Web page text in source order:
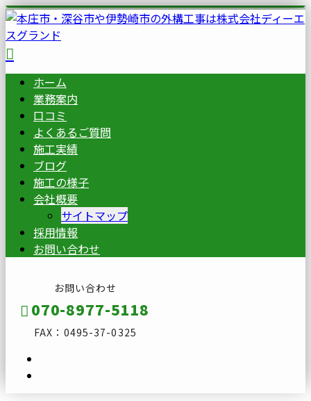
ホーム
業務案内
口コミ
よくあるご質問
施工実績
ブログ
施工の様子
会社概要
サイトマップ
採用情報
お問い合わせ
お問い合わせ
070-8977-5118
FAX：0495-37-0325